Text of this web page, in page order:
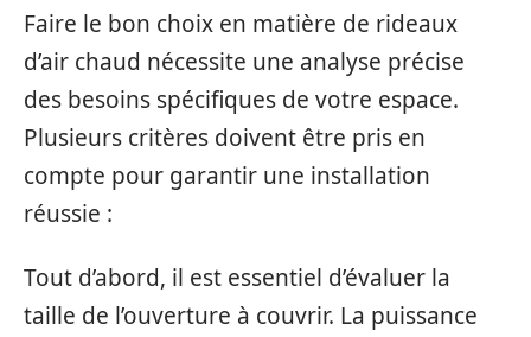
Faire le bon choix en matière de rideaux
d’air chaud nécessite une analyse précise
des besoins spécifiques de votre espace.
Plusieurs critères doivent être pris en
compte pour garantir une installation
réussie :
Tout d’abord, il est essentiel d’évaluer la
taille de l’ouverture à couvrir. La puissance